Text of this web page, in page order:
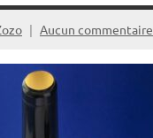
Aucun commentaire